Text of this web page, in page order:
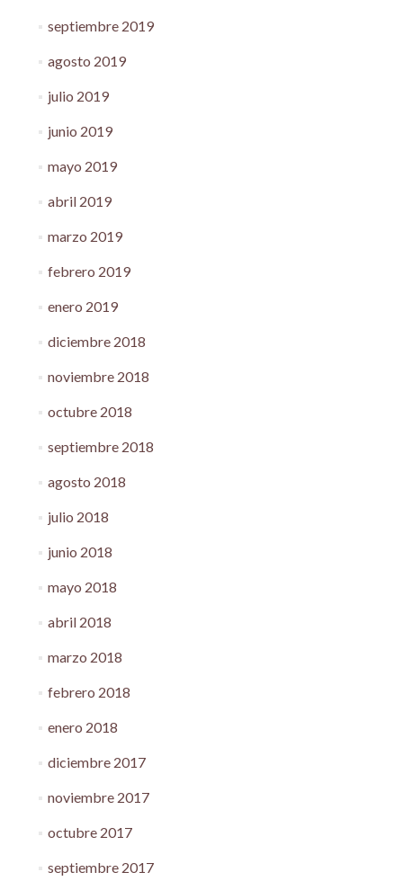
septiembre 2019
agosto 2019
julio 2019
junio 2019
mayo 2019
abril 2019
marzo 2019
febrero 2019
enero 2019
diciembre 2018
noviembre 2018
octubre 2018
septiembre 2018
agosto 2018
julio 2018
junio 2018
mayo 2018
abril 2018
marzo 2018
febrero 2018
enero 2018
diciembre 2017
noviembre 2017
octubre 2017
septiembre 2017